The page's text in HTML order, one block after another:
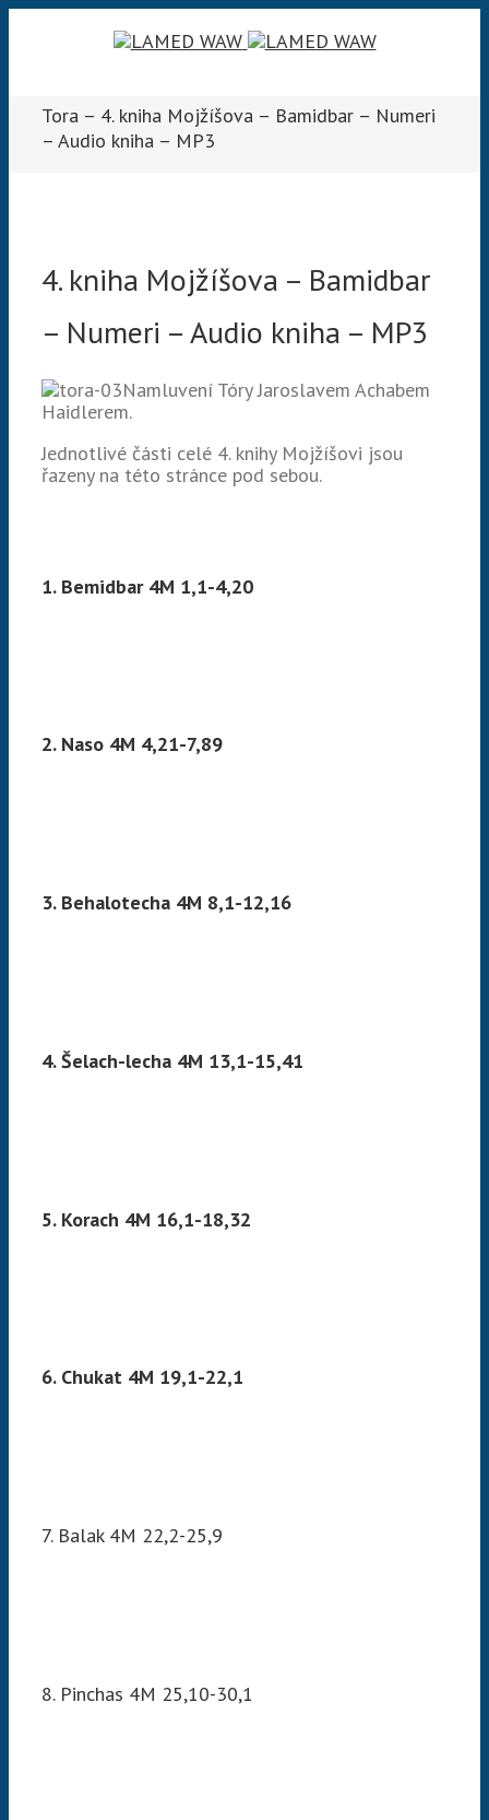
Tora – 4. kniha Mojžíšova – Bamidbar – Numeri
– Audio kniha – MP3
4. kniha Mojžíšova – Bamidbar
– Numeri – Audio kniha – MP3
Namluvení Tóry Jaroslavem Achabem
Haidlerem.
Jednotlivé části celé 4. knihy Mojžíšovi jsou
řazeny na této stránce pod sebou.
1. Bemidbar 4M 1,1-4,20
2. Naso 4M 4,21-7,89
3. Behalotecha 4M 8,1-12,16
4. Šelach-lecha 4M 13,1-15,41
5. Korach 4M 16,1-18,32
6. Chukat 4M 19,1-22,1
7. Balak 4M 22,2-25,9
8. Pinchas 4M 25,10-30,1